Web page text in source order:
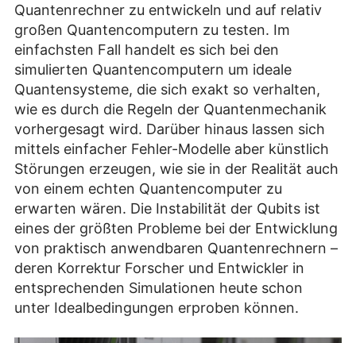
Quantenrechner zu entwickeln und auf relativ
großen Quantencomputern zu testen. Im
einfachsten Fall handelt es sich bei den
simulierten Quantencomputern um ideale
Quantensysteme, die sich exakt so verhalten,
wie es durch die Regeln der Quantenmechanik
vorhergesagt wird. Darüber hinaus lassen sich
mittels einfacher Fehler-Modelle aber künstlich
Störungen erzeugen, wie sie in der Realität auch
von einem echten Quantencomputer zu
erwarten wären. Die Instabilität der Qubits ist
eines der größten Probleme bei der Entwicklung
von praktisch anwendbaren Quantenrechnern –
deren Korrektur Forscher und Entwickler in
entsprechenden Simulationen heute schon
unter Idealbedingungen erproben können.